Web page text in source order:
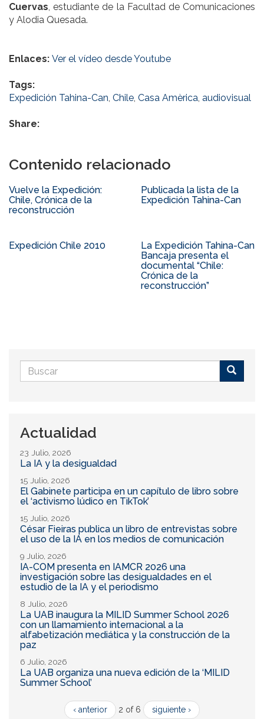
Cuervas, estudiante de la Facultad de Comunicaciones
y Alodia Quesada.
Enlaces: Ver el vídeo desde Youtube
Tags:
Expedición Tahina-Can, Chile, Casa Amèrica, audiovisual
Share:
Contenido relacionado
Vuelve la Expedición:
Chile, Crónica de la
reconstrucción
Publicada la lista de la
Expedición Tahina-Can
Expedición Chile 2010
La Expedición Tahina-Can
Bancaja presenta el
documental “Chile:
Crónica de la
reconstrucción”
Formulario
de
Actualidad
23 Julio, 2026
La IA y la desigualdad
15 Julio, 2026
El Gabinete participa en un capítulo de libro sobre
el ‘activismo lúdico en TikTok’
15 Julio, 2026
César Fieiras publica un libro de entrevistas sobre
el uso de la IA en los medios de comunicación
9 Julio, 2026
IA-COM presenta en IAMCR 2026 una
investigación sobre las desigualdades en el
estudio de la IA y el periodismo
8 Julio, 2026
La UAB inaugura la MILID Summer School 2026
con un llamamiento internacional a la
alfabetización mediática y la construcción de la
paz
6 Julio, 2026
La UAB organiza una nueva edición de la ‘MILID
Summer School’
‹ anterior 2 of 6 siguiente ›